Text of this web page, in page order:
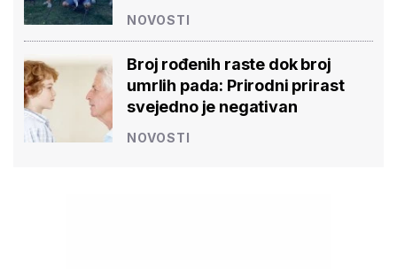
NOVOSTI
Broj rođenih raste dok broj
umrlih pada: Prirodni prirast
svejedno je negativan
NOVOSTI